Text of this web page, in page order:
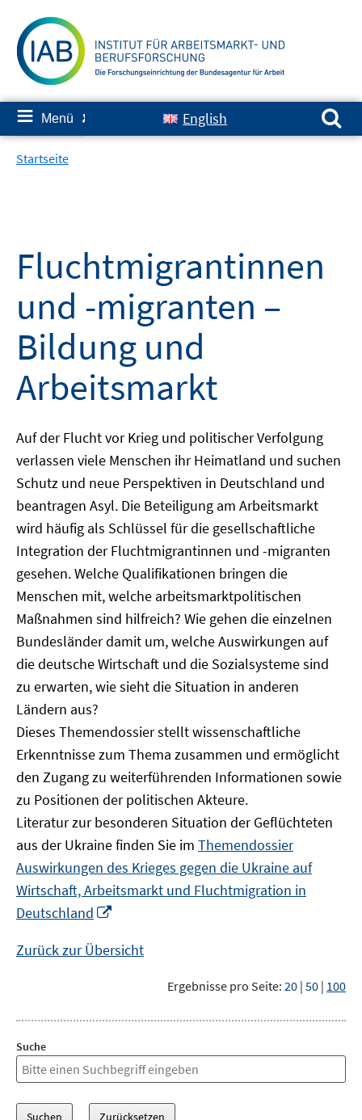
zum
Inhalt
≡ Menü ✘ English
Suchen nach:
Startseite
Fluchtmigrantinnen
und -migranten –
Bildung und
Arbeitsmarkt
Auf der Flucht vor Krieg und politischer Verfolgung
verlassen viele Menschen ihr Heimatland und suchen
Schutz und neue Perspektiven in Deutschland und
beantragen Asyl. Die Beteiligung am Arbeitsmarkt
wird häufig als Schlüssel für die gesellschaftliche
Integration der Fluchtmigrantinnen und -migranten
gesehen. Welche Qualifikationen bringen die
Menschen mit, welche arbeitsmarktpolitischen
Maßnahmen sind hilfreich? Wie gehen die einzelnen
Bundesländer damit um, welche Auswirkungen auf
die deutsche Wirtschaft und die Sozialsysteme sind
zu erwarten, wie sieht die Situation in anderen
Ländern aus?
Dieses Themendossier stellt wissenschaftliche
Erkenntnisse zum Thema zusammen und ermöglicht
den Zugang zu weiterführenden Informationen sowie
zu Positionen der politischen Akteure.
Literatur zur besonderen Situation der Geflüchteten
aus der Ukraine finden Sie im Themendossier
Auswirkungen des Krieges gegen die Ukraine auf
Wirtschaft, Arbeitsmarkt und Fluchtmigration in
Deutschland
Fenster
Zurück zur Übersicht
Ergebnisse pro Seite: 20 | 50 | 100
Suche